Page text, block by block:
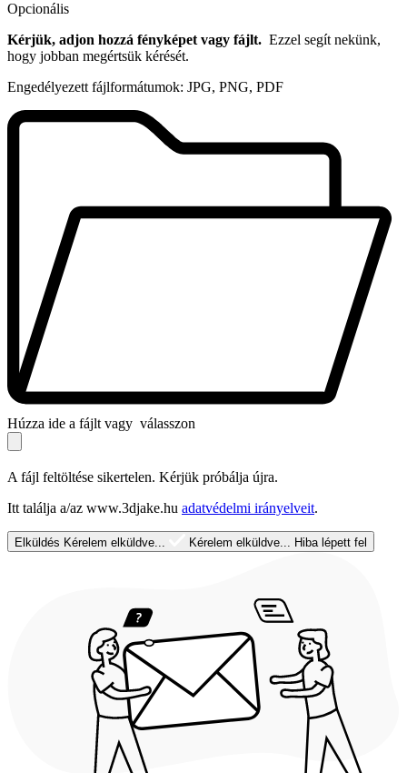
Opcionális
Kérjük, adjon hozzá fényképet vagy fájlt. Ezzel segít nekünk,
hogy jobban megértsük kérését.
Engedélyezett fájlformátumok: JPG, PNG, PDF
Húzza ide a fájlt vagy válasszon
A fájl feltöltése sikertelen. Kérjük próbálja újra.
Itt találja a/az www.3djake.hu adatvédelmi irányelveit.
Elküldés Kérelem elküldve... Kérelem elküldve... Hiba lépett fel